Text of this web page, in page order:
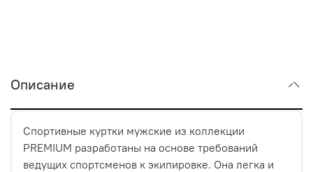
Описание
Спортивные куртки мужские из коллекции
PREMIUM разработаны на основе требований
ведущих спортсменов к экипировке. Она легка и